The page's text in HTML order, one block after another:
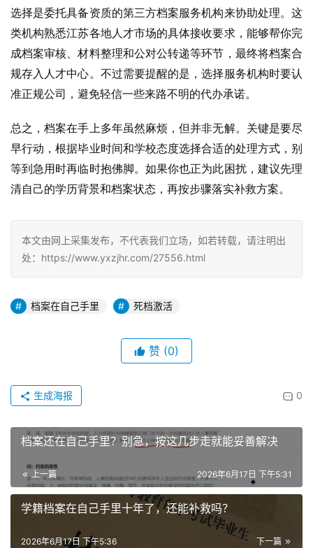
选择是委托具备资质的第三方档案服务机构来协助处理。这
类机构熟悉江苏各地人才市场的具体接收要求，能够帮你完
成档案审核、材料整理和公对公转递等环节，最终将档案合
规存入人才中心。不过需要提醒的是，选择服务机构时要认
准正规公司，避免轻信一些来路不明的代办承诺。
总之，档案在手上多年虽然麻烦，但并非无解。关键是要尽
早行动，根据毕业时间和学校态度选择合适的处理方式，别
等到急用时再临时抱佛脚。如果你也正为此困扰，建议先理
清自己的学历背景和档案状态，再按步骤落实补救方案。
本文由网上采集发布，不代表我们立场，如若转载，请注明出
处：https://www.yxzjhr.com/27556.html
档案在自己手里 死档激活
赞 (0)
0
生成海报
档案还在自己手里？别急，按这几步走就能妥善解决
上一篇 2026年6月17日 下午5:31
学籍档案在自己手里十年了，还能补救吗？
下一篇
2026年6月17日 下午5:36